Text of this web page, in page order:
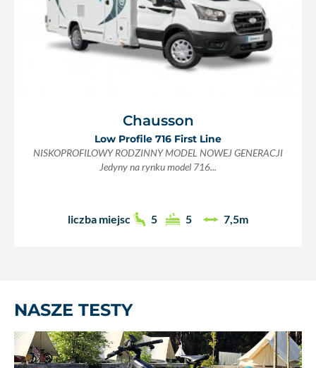
Chausson
Low Profile 716 First Line
NISKOPROFILOWY RODZINNY MODEL NOWEJ GENERACJI
Jedyny na rynku model 716...
liczba miejsc 5 5 7,5m
NASZE TESTY